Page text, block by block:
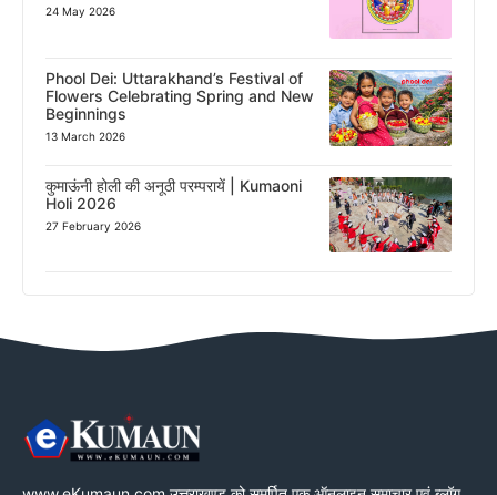
24 May 2026
Phool Dei: Uttarakhand’s Festival of
Flowers Celebrating Spring and New
Beginnings
13 March 2026
कुमाऊंनी होली की अनूठी परम्परायें | Kumaoni
Holi 2026
27 February 2026